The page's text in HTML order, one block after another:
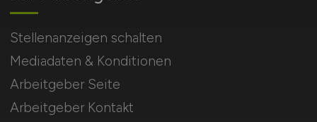
Stellenanzeigen schalten
Mediadaten & Konditionen
Arbeitgeber Seite
Arbeitgeber Kontakt